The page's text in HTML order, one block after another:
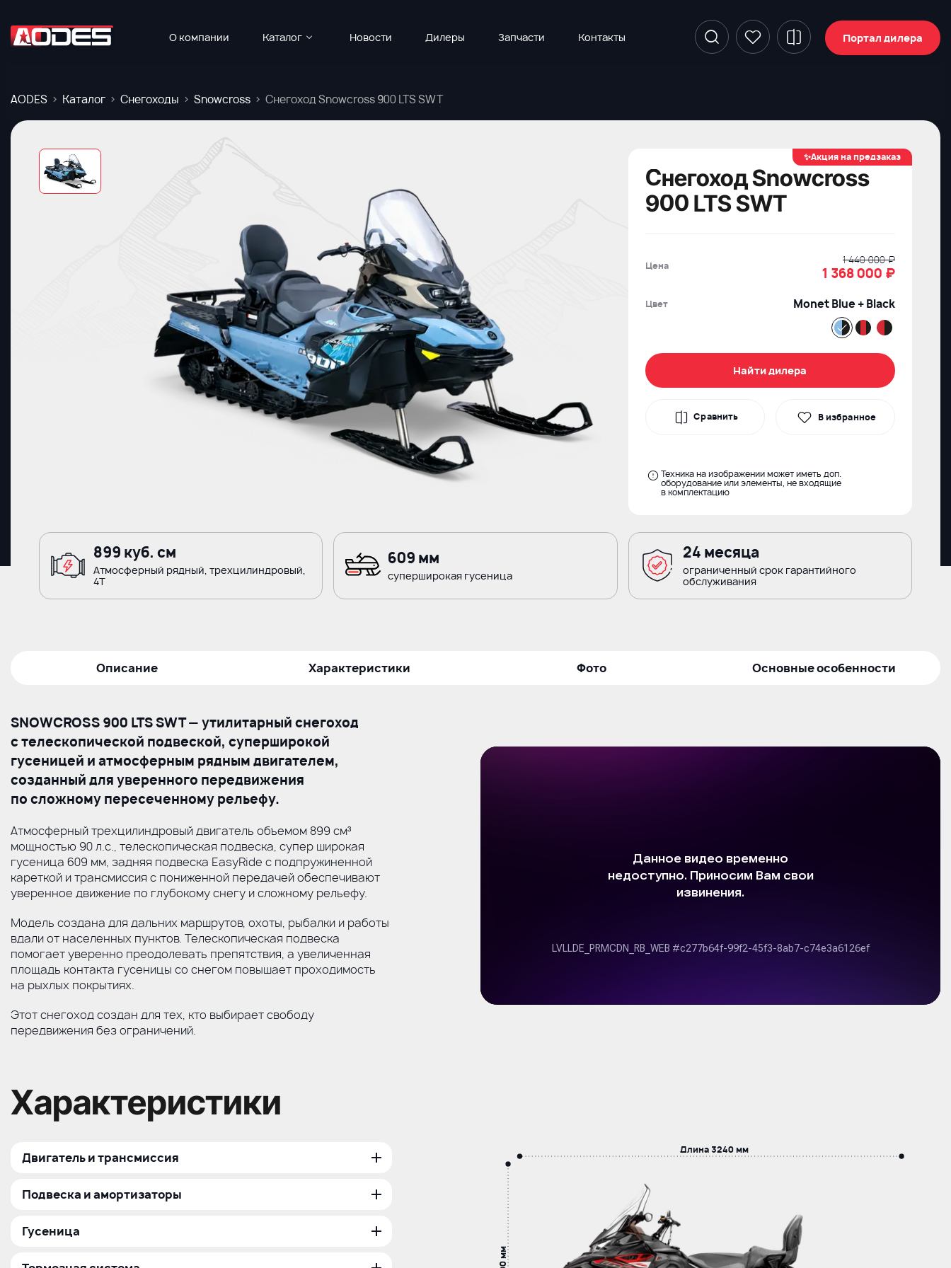
О компании Каталог Новости Дилеры Запчасти Контакты Портал дилера
AODES Каталог Снегоходы Snowcross Снегоход Snowcross 900 LTS SWT
✨Акция на предзаказ
Снегоход Snowcross
900 LTS SWT
Цена 1 440 000 ₽
1 368 000 ₽
Цвет Monet Blue + Black
Найти дилера
Сравнить В избранное
Техника на изображении может иметь доп.
оборудование или элементы, не входящие
в комплектацию
899 куб. см
Атмосферный рядный, трехцилиндровый,
4Т
609 мм
суперширокая гусеница
24 месяца
ограниченный срок гарантийного
обслуживания
Описание Характеристики Фото Основные особенности
SNOWCROSS 900 LTS SWT — утилитарный снегоход
с телескопической подвеской, суперширокой
гусеницей и атмосферным рядным двигателем,
созданный для уверенного передвижения
по сложному пересеченному рельефу.
Атмосферный трехцилиндровый двигатель объемом 899 см³
мощностью 90 л.с., телескопическая подвеска, супер широкая
гусеница 609 мм, задняя подвеска EasyRide с подпружиненной
кареткой и трансмиссия с пониженной передачей обеспечивают
уверенное движение по глубокому снегу и сложному рельефу.
Модель создана для дальних маршрутов, охоты, рыбалки и работы
вдали от населенных пунктов. Телескопическая подвеска
помогает уверенно преодолевать препятствия, а увеличенная
площадь контакта гусеницы со снегом повышает проходимость
на рыхлых покрытиях.
Этот снегоход создан для тех, кто выбирает свободу
передвижения без ограничений.
Характеристики
Двигатель и трансмиссия
Тип двигателя
Атмосферный рядный, трехцилиндровый, 4Т
Объем двигателя, куб. см
Подвеска и амортизаторы
Передняя подвеска
Телескопическая /EasyRide
Гусеница
Размер гусеницы (Д×Ш), мм
3925×609
Длина 3240 мм